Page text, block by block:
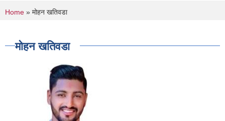
You are here
Home » मोहन खतिवडा
मोहन खतिवडा